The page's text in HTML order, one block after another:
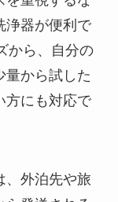
浄器が便利で
から、自分の
量から試した
方にも対応で
、外泊先や旅